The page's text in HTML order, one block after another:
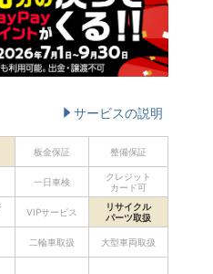
サービスの説明
板金保証 整備保証
一日車検
クレジット
カード可
VIPサービス
リサイクル
パーツ取扱
二輪車取扱 大型車両取扱